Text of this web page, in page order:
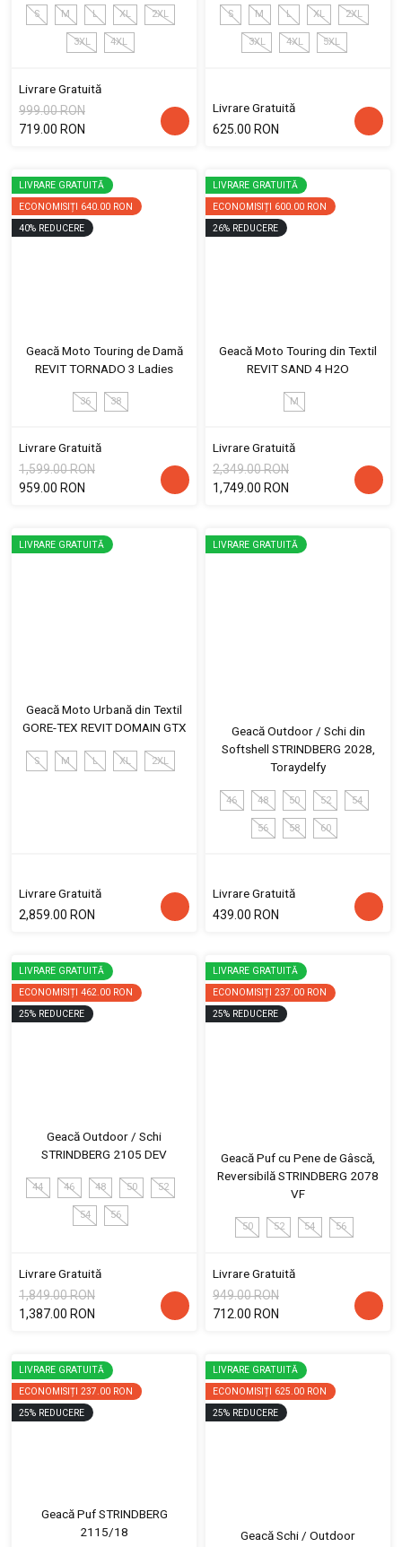
S M L XL 2XL
3XL 4XL
Livrare Gratuită
999.00 RON
719.00 RON
S M L XL 2XL
3XL 4XL 5XL
Livrare Gratuită
625.00 RON
LIVRARE GRATUITĂ
ECONOMISIȚI 640.00 RON
40% REDUCERE
Geacă Moto Touring de Damă
REVIT TORNADO 3 Ladies
36 38
Livrare Gratuită
1,599.00 RON
959.00 RON
LIVRARE GRATUITĂ
ECONOMISIȚI 600.00 RON
26% REDUCERE
Geacă Moto Touring din Textil
REVIT SAND 4 H2O
M
Livrare Gratuită
2,349.00 RON
1,749.00 RON
LIVRARE GRATUITĂ
Geacă Moto Urbană din Textil
GORE-TEX REVIT DOMAIN GTX
S M L XL 2XL
Livrare Gratuită
2,859.00 RON
LIVRARE GRATUITĂ
Geacă Outdoor / Schi din
Softshell STRINDBERG 2028,
Toraydelfy
46 48 50 52 54
56 58 60
Livrare Gratuită
439.00 RON
LIVRARE GRATUITĂ
ECONOMISIȚI 462.00 RON
25% REDUCERE
Geacă Outdoor / Schi
STRINDBERG 2105 DEV
44 46 48 50 52
54 56
Livrare Gratuită
1,849.00 RON
1,387.00 RON
LIVRARE GRATUITĂ
ECONOMISIȚI 237.00 RON
25% REDUCERE
Geacă Puf cu Pene de Gâscă,
Reversibilă STRINDBERG 2078
VF
50 52 54 56
Livrare Gratuită
949.00 RON
712.00 RON
LIVRARE GRATUITĂ
ECONOMISIȚI 237.00 RON
25% REDUCERE
Geacă Puf STRINDBERG
2115/18
LIVRARE GRATUITĂ
ECONOMISIȚI 625.00 RON
25% REDUCERE
Geacă Schi / Outdoor